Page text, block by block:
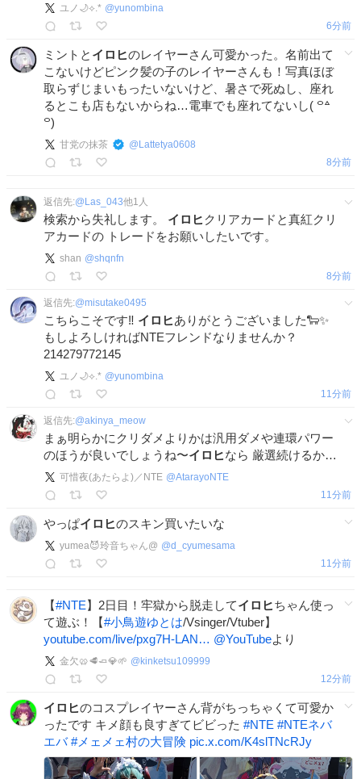
ユノ🌙⟡.* @yunombina
6分前
ミントと イロヒのレイヤーさん可愛かった。名前出て
こないけどピンク髪の子のレイヤーさんも！写真ほぼ
取らずじまいもったいないけど、暑さで死ぬし、座れ
るとこも店もないからね…電車でも座れてないし( ꒪꒫
꒪)
甘党の抹茶 @ Lattetya0608
8分前
返信先:@ Las_043他1 人
検索から失礼します。 イロヒ クリアカードと真紅クリ
アカードの トレードをお願いしたいです。
shan @shqnfn
8分前
返信先:@misutake0495
こちらこそです‼️ イロヒありがとうございました🐑✨️
もしよろしければNTEフレンドなりませんか？
214279772145
ユノ🌙⟡.* @yunombina
11分前
返信先:@akinya_meow
まぁ明らかにクリダメよりかは汎用ダメや連環パワー
のほうが良いでしょうね〜イロヒなら 厳選続けるか…
可惜夜(あたらよ)／NTE @AtarayoNTE
11分前
やっぱイロヒのスキン買いたいな
yumea😈玲音ちゃん@ @d_cyumesama
12分前
【#NTE】2日目！牢獄から脱走してイロヒちゃん使っ
て遊ぶ！【#小鳥遊ゆとは/Vsinger/Vtuber】
youtube.com/live/pxg7H-LAN… @YouTubeより
金欠🥨🥩🧈💎🌱 @ kinketsu109999
12分前
イロヒのコスプレイヤーさん背がちっちゃくて可愛か
ったです キメ顔も良すぎてビビった #NTE #NTEネバ
エバ #メェメェ村の大冒険 pic.x.com/K4slTNcRJy